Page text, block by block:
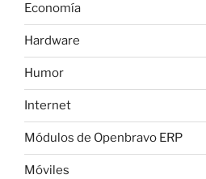
Economía
Hardware
Humor
Internet
Módulos de Openbravo ERP
Móviles